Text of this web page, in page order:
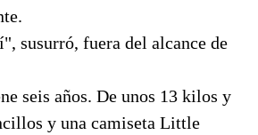
susurró, fuera del alcance de
seis años. De unos 13 kilos y
y una camiseta Little